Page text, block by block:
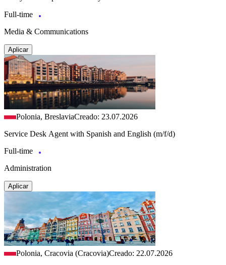
Full-time
Media & Communications
Aplicar
Polonia, BreslaviaCreado: 23.07.2026
Service Desk Agent with Spanish and English (m/f/d)
Full-time
Administration
Aplicar
Polonia, Cracovia (Cracovia)Creado: 22.07.2026